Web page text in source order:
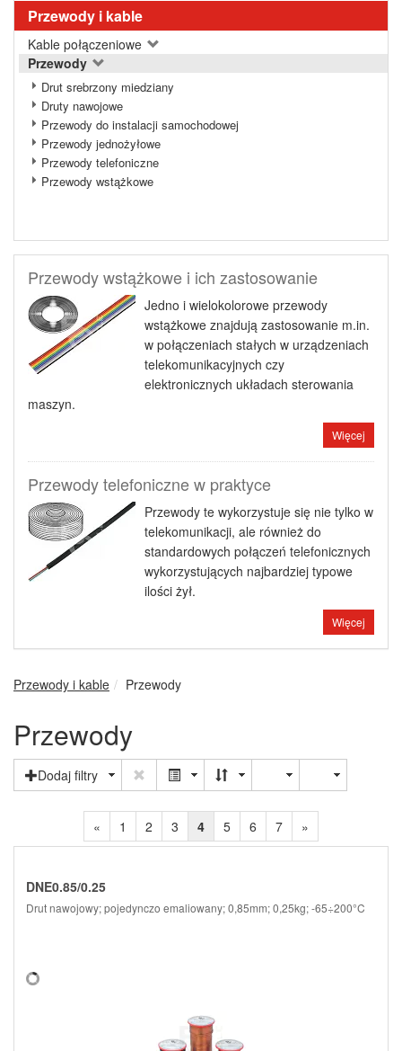
Przewody i kable
Kable połączeniowe
Przewody
Drut srebrzony miedziany
Druty nawojowe
Przewody do instalacji samochodowej
Przewody jednożyłowe
Przewody telefoniczne
Przewody wstążkowe
Przewody wstążkowe i ich zastosowanie
Jedno i wielokolorowe przewody
wstążkowe znajdują zastosowanie m.in.
w połączeniach stałych w urządzeniach
telekomunikacyjnych czy
elektronicznych układach sterowania
maszyn.
Więcej
Przewody telefoniczne w praktyce
Przewody te wykorzystuje się nie tylko w
telekomunikacji, ale również do
standardowych połączeń telefonicznych
wykorzystujących najbardziej typowe
ilości żył.
Więcej
Przewody i kable Przewody
Przewody
Dodaj filtry
« 1 2 3 4 5 6 7 »
DNE0.85/0.25
Drut nawojowy; pojedynczo emaliowany; 0,85mm; 0,25kg; -65÷200°C